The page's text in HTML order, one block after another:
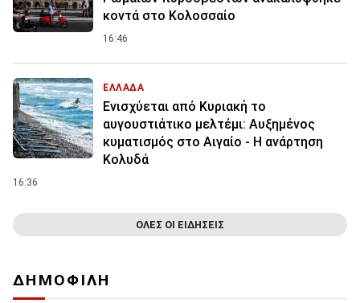
κοντά στο Κολοσσαίο
16:46
ΕΛΛΑΔΑ
Ενισχύεται από Κυριακή το
αυγουστιάτικο μελτέμι: Αυξημένος
κυματισμός στο Αιγαίο - Η ανάρτηση
Κολυδά
16:36
ΟΛΕΣ ΟΙ ΕΙΔΗΣΕΙΣ
ΔΗΜΟΦΙΛΗ